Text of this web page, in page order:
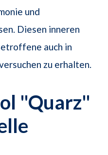
und
Diesen inneren
auch in
zu erhalten.
"Quarz"